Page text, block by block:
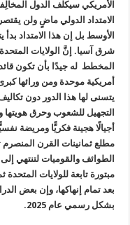
الأمريكي سيكلف الدول
الامتداد الدولي ماضٍ ولن
الأوسط بل إن هذا الامتداد
شرق آسيا. إنَّ الولايات
المخطط له جيدًا بأن تكون
أمريكية موحدة ومن ورائها
يتسنى لها هذا الدور دون
التجهيل للشعوب وحرق هويتها
أجيالًا هجينة فكريًّا ومريضة
مطلع ثمانينات القرن
الطوائف والقوميات لتنتهي
مبتورة تابعة للولايات
بعد تمام إنهاكها، وإن بعض
بشكل رسمي عام 2025.